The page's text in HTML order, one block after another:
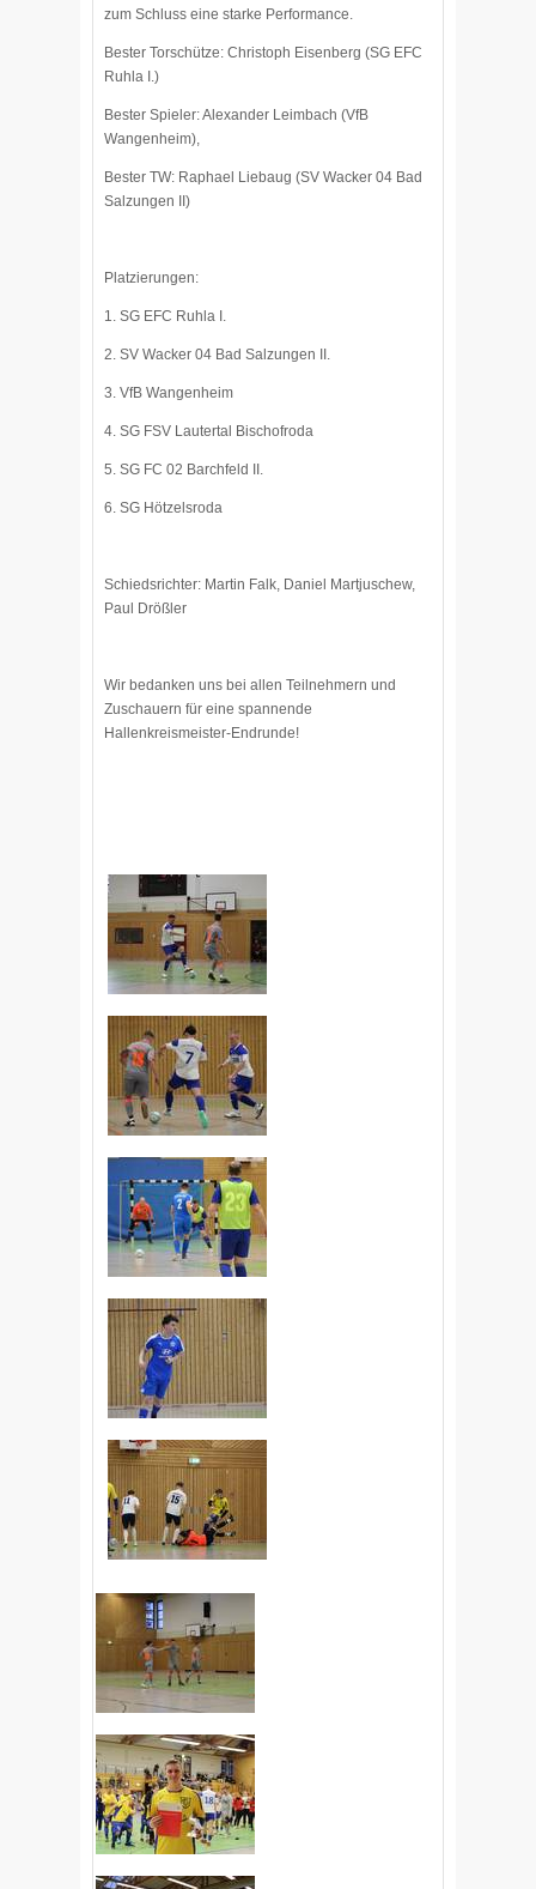
zum Schluss eine starke Performance.
Bester Torschütze: Christoph Eisenberg (SG EFC
Ruhla I.)
Bester Spieler: Alexander Leimbach (VfB
Wangenheim),
Bester TW: Raphael Liebaug (SV Wacker 04 Bad
Salzungen II)
Platzierungen:
1. SG EFC Ruhla I.
2. SV Wacker 04 Bad Salzungen II.
3. VfB Wangenheim
4. SG FSV Lautertal Bischofroda
5. SG FC 02 Barchfeld II.
6. SG Hötzelsroda
Schiedsrichter: Martin Falk, Daniel Martjuschew,
Paul Drößler
Wir bedanken uns bei allen Teilnehmern und
Zuschauern für eine spannende
Hallenkreismeister-Endrunde!